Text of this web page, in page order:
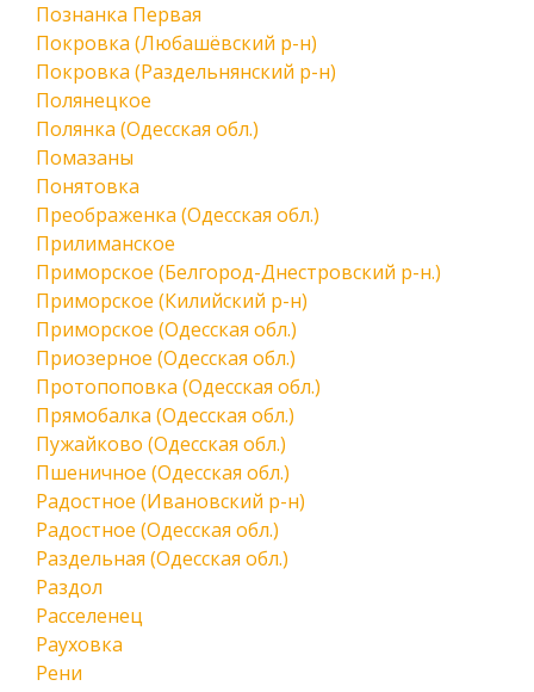
Познанка Первая
Покровка (Любашёвский р-н)
Покровка (Раздельнянский р-н)
Полянецкое
Полянка (Одесская обл.)
Помазаны
Понятовка
Преображенка (Одесская обл.)
Прилиманское
Приморское (Белгород-Днестровский р-н.)
Приморское (Килийский р-н)
Приморское (Одесская обл.)
Приозерное (Одесская обл.)
Протопоповка (Одесская обл.)
Прямобалка (Одесская обл.)
Пужайково (Одесская обл.)
Пшеничное (Одесская обл.)
Радостное (Ивановский р-н)
Радостное (Одесская обл.)
Раздельная (Одесская обл.)
Раздол
Расселенец
Рауховка
Рени